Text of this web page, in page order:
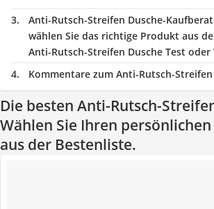
Anti-Rutsch-Streifen Dusche-
wählen Sie das richtige Produkt aus
Anti-Rutsch-Streifen Dusche Test oder
Kommentare zum Anti-Rutsch-
Die besten Anti-Rutsch-
Wählen Sie Ihren
aus der Bestenliste.